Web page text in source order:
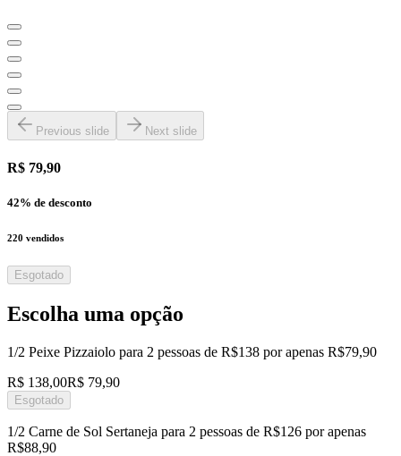
Previous slide Next slide
R$ 79,90
42% de desconto
220 vendidos
Esgotado
Escolha uma opção
1/2 Peixe Pizzaiolo para 2 pessoas de R$138 por apenas R$79,90
R$ 138,00R$ 79,90
Esgotado
1/2 Carne de Sol Sertaneja para 2 pessoas de R$126 por apenas
R$88,90